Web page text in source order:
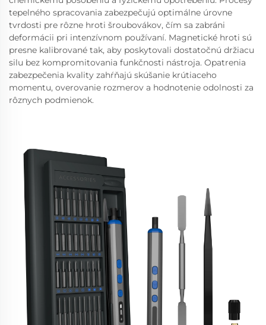
tepelného spracovania zabezpečujú optimálne úrovne
tvrdosti pre rôzne hroti šroubovákov, čím sa zabráni
deformácii pri intenzívnom používaní. Magnetické hroti sú
presne kalibrované tak, aby poskytovali dostatočnú držiacu
silu bez kompromitovania funkčnosti nástroja. Opatrenia
zabezpečenia kvality zahŕňajú skúšanie krútiaceho
momentu, overovanie rozmerov a hodnotenie odolnosti za
rôznych podmienok.